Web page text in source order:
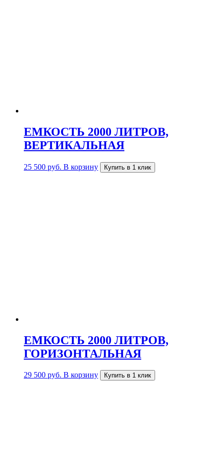
ЕМКОСТЬ 2000 ЛИТРОВ,
ВЕРТИКАЛЬНАЯ
25 500 руб. В корзину Купить в 1 клик
ЕМКОСТЬ 2000 ЛИТРОВ,
ГОРИЗОНТАЛЬНАЯ
29 500 руб. В корзину Купить в 1 клик